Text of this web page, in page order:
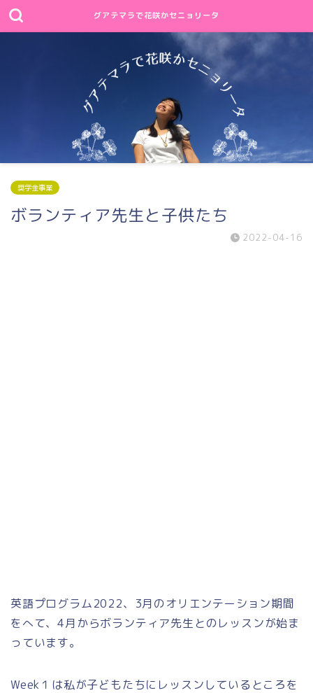
グアテマラで花咲かセニョリータ
奨学金事業
ボランティア先生と子供たち
2022-04-16
英語プログラム2022、3月のオリエンテーション期間
をへて、4月からボランティア先生とのレッスンが始ま
っています。
Week１は私が子どもたちにレッスンしているところを